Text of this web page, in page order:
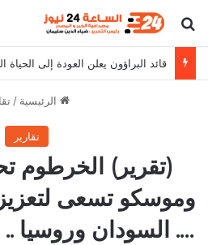
بحث عن
قائد البراؤون يعلن العودة إلى الحياة
الرئيسية /
تقارير
(تقرير) الخرطوم
وموسكو تسعى لتعزيز
…. السودان وروسيا